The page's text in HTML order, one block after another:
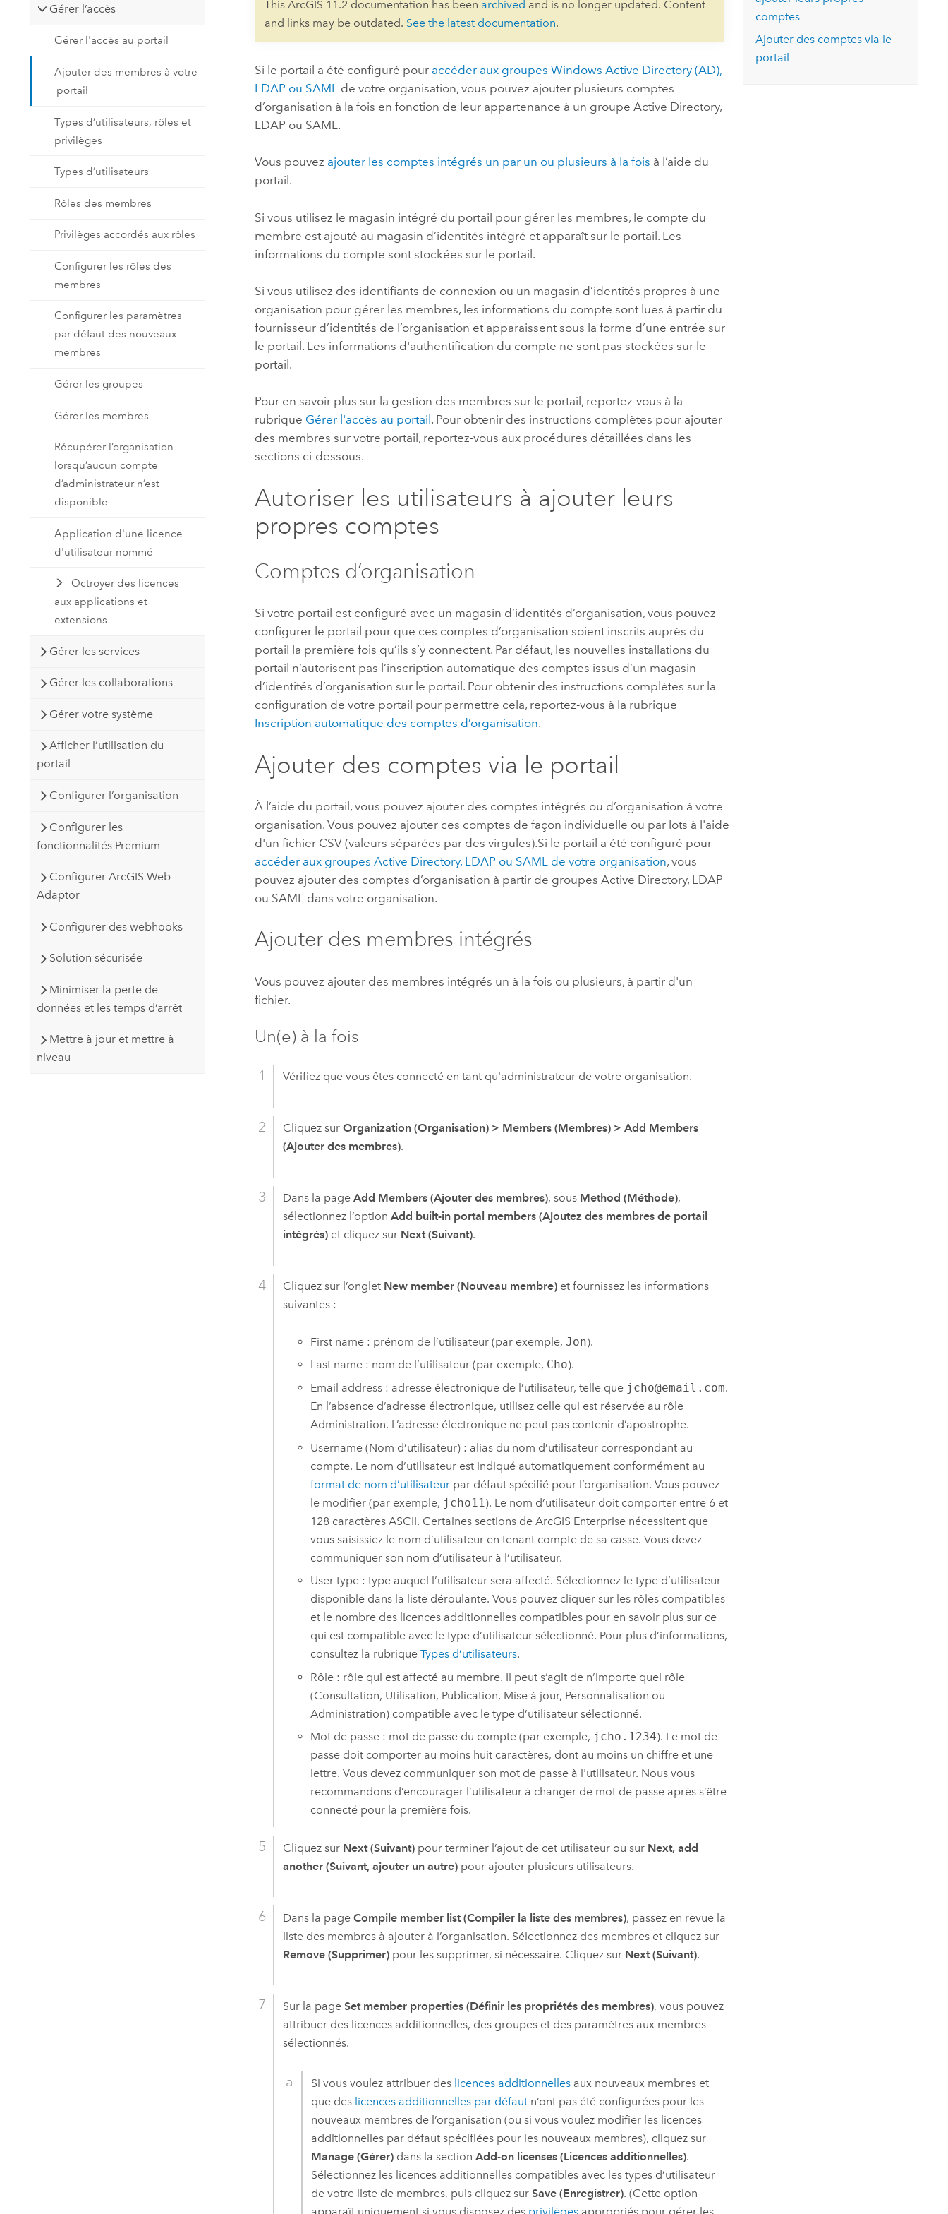
Créer des applications de
essai gratuit.
Ressources naturelles
Tous les secteurs d’activité
Explorer ce cours
professionnels et
géospatial
Lire le récit
Gérer l’accès
Gérer l'accès au portail
Ajouter des membres à votre
portail
Types d’utilisateurs, rôles et
privilèges
Types d’utilisateurs
Rôles des membres
Privilèges accordés aux rôles
Configurer les rôles des
membres
Configurer les paramètres
par défaut des nouveaux
membres
Gérer les groupes
Gérer les membres
Récupérer l’organisation
lorsqu’aucun compte
d’administrateur n’est
disponible
Application d'une licence
d'utilisateur nommé
Octroyer des licences
aux applications et
extensions
Gérer les services
Gérer les collaborations
Gérer votre système
Afficher l’utilisation du
portail
Configurer l’organisation
Configurer les
fonctionnalités Premium
Configurer ArcGIS Web
Adaptor
Configurer des webhooks
Solution sécurisée
Minimiser la perte de
données et les temps d’arrêt
Mettre à jour et mettre à
niveau
This ArcGIS 11.2 documentation has been archived and is no longer updated. Content
and links may be outdated. See the latest documentation.
Si le portail a été configuré pour accéder aux groupesWindows Active Directory (AD),
LDAP ou SAML de votre organisation, vous pouvez ajouter plusieurs comptes
d’organisation à la fois en fonction de leur appartenance à un groupeActive Directory,
LDAP ou SAML.
Vous pouvez ajouter les comptes intégrés un par un ou plusieurs à la fois à l’aide du
portail.
Si vous utilisez le magasin intégré du portail pour gérer les membres, le compte du
membre est ajouté au magasin d’identités intégré et apparaît sur le portail. Les
informations du compte sont stockées sur le portail.
Si vous utilisez des identifiants de connexion ou un magasin d’identités propres à une
organisation pour gérer les membres, les informations du compte sont lues à partir du
fournisseur d’identités de l’organisation et apparaissent sous la forme d’une entrée sur
le portail. Les informations d'authentification du compte ne sont pas stockées sur le
portail.
Pour en savoir plus sur la gestion des membres sur le portail, reportez-vous à la
rubrique Gérer l'accès au portail . Pour obtenir des instructions complètes pour ajouter
des membres sur votre portail, reportez-vous aux procédures détaillées dans les
sections ci-dessous.
Autoriser les utilisateurs à ajouter leurs
propres comptes
Comptes d’organisation
Si votre portail est configuré avec un magasin d’identités d’organisation, vous pouvez
configurer le portail pour que ces comptes d’organisation soient inscrits auprès du
portail la première fois qu’ils s’y connectent. Par défaut, les nouvelles installations du
portail n’autorisent pas l’inscription automatique des comptes issus d’un magasin
d’identités d’organisation sur le portail. Pour obtenir des instructions complètes sur la
configuration de votre portail pour permettre cela, reportez-vous à la rubrique
Inscription automatique des comptes d’organisation.
Ajouter des comptes via le portail
À l’aide du portail, vous pouvez ajouter des comptes intégrés ou d’organisation à votre
organisation. Vous pouvez ajouter ces comptes de façon individuelle ou par lots à l'aide
d'un fichier CSV (valeurs séparées par des virgules).Si le portail a été configuré pour
accéder aux groupesActive Directory, LDAP ou SAML de votre organisation, vous
pouvez ajouter des comptes d’organisation à partir de groupesActive Directory, LDAP
ou SAML dans votre organisation.
Ajouter des membres intégrés
Vous pouvez ajouter des membres intégrés un à la fois ou plusieurs, à partir d'un
fichier.
Un(e) à la fois
Vérifiez que vous êtes connecté en tant qu'administrateur de votre organisation.
Cliquez surOrganization (Organisation) > Members (Membres) > Add Members
(Ajouter des membres).
Dans la pageAdd Members (Ajouter des membres), sous Method (Méthode),
sélectionnez l’optionAdd built-in portal members (Ajoutez des membres de portail
intégrés) et cliquez sur Next (Suivant).
Cliquez sur l’onglet New member (Nouveau membre) et fournissez les informations
suivantes :
First name : prénom de l’utilisateur (par exemple, Jon).
Last name : nom de l’utilisateur (par exemple, Cho).
Email address : adresse électronique de l’utilisateur, telle que jcho@email.com.
En l’absence d’adresse électronique, utilisez celle qui est réservée au rôle
Administration. L’adresse électronique ne peut pas contenir d’apostrophe.
Username (Nom d’utilisateur) : alias du nom d’utilisateur correspondant au
compte. Le nom d’utilisateur est indiqué automatiquement conformément au
format de nom d’utilisateurpar défaut spécifié pour l’organisation. Vous pouvez
le modifier (par exemple, jcho11 ). Le nom d’utilisateur doit comporter entre 6 et
128 caractères ASCII. Certaines sections de ArcGIS Enterprisenécessitent que
vous saisissiez le nom d’utilisateur en tenant compte de sa casse. Vous devez
communiquer son nom d’utilisateur à l’utilisateur.
User type : type auquel l’utilisateur sera affecté. Sélectionnez le type d’utilisateur
disponible dans la liste déroulante. Vous pouvez cliquer sur les rôles compatibles
et le nombre des licences additionnelles compatibles pour en savoir plus sur ce
qui est compatible avec le type d’utilisateur sélectionné. Pour plus d’informations,
consultez la rubrique Types d’utilisateurs.
Rôle : rôle qui est affecté au membre. Il peut s’agit de n’importe quel rôle
(Consultation, Utilisation, Publication, Mise à jour, Personnalisation ou
Administration) compatible avec le type d’utilisateur sélectionné.
Mot de passe : mot de passe du compte (par exemple, jcho.1234). Le mot de
passe doit comporter au moins huit caractères, dont au moins un chiffre et une
lettre. Vous devez communiquer son mot de passe à l'utilisateur. Nous vous
recommandons d’encourager l’utilisateur à changer de mot de passe après s’être
connecté pour la première fois.
Cliquez sur Next (Suivant) pour terminer l’ajout de cet utilisateur ou sur Next, add
another (Suivant, ajouter un autre) pour ajouter plusieurs utilisateurs.
Dans la pageCompile member list (Compiler la liste des membres), passez en revue la
liste des membres à ajouter à l’organisation. Sélectionnez des membres et cliquez sur
Remove (Supprimer) pour les supprimer, si nécessaire. Cliquez sur Next (Suivant).
Sur la pageSet member properties (Définir les propriétés des membres), vous pouvez
attribuer des licences additionnelles, des groupes et des paramètres aux membres
sélectionnés.
Si vous voulez attribuer des licences additionnellesaux nouveaux membres et
que des licences additionnelles par défautn’ont pas été configurées pour les
nouveaux membres de l’organisation (ou si vous voulez modifier les licences
additionnelles par défaut spécifiées pour les nouveaux membres), cliquez sur
Manage (Gérer)dans la section Add-on licenses (Licences additionnelles).
Sélectionnez les licences additionnelles compatibles avec les types d’utilisateur
de votre liste de membres, puis cliquez sur Save (Enregistrer). (Cette option
comptes
Ajouter des comptes via le
portail